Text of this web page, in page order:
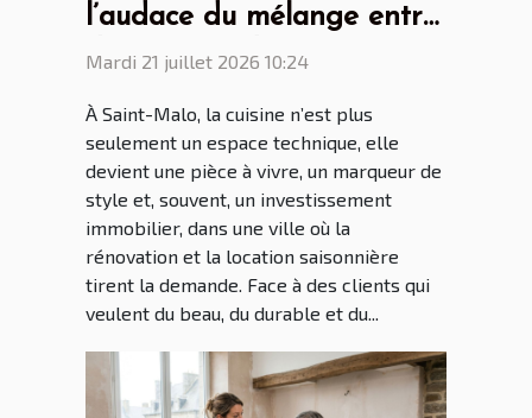
l’audace du mélange entre
design scandinave et
Mardi 21 juillet 2026 10:24
À Saint-Malo, la cuisine n’est plus
seulement un espace technique, elle
devient une pièce à vivre, un marqueur de
style et, souvent, un investissement
immobilier, dans une ville où la
rénovation et la location saisonnière
tirent la demande. Face à des clients qui
veulent du beau, du durable et du...